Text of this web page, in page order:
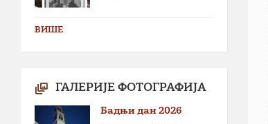
ВИШЕ
ГАЛЕРИЈЕ ФОТОГРАФИЈА
Бадњи дан 2026